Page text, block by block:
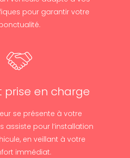
pour garantir votre
prise en charge
se présente à votre
assiste pour l’installation
en veillant à votre
immédiat.